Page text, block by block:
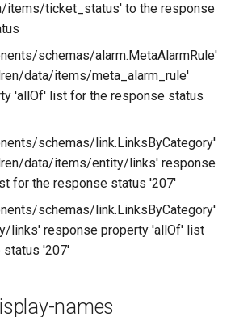
items/ticket_status' to the response
schemas/alarm.MetaAlarmRule'
data/items/meta_alarm_rule'
'allOf' list for the response status
schemas/link.LinksByCategory'
data/items/entity/links' response
for the response status '207'
schemas/link.LinksByCategory'
links' response property 'allOf' list
status '207'
names